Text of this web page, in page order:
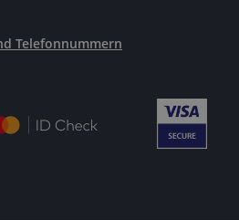
Telefonnummern